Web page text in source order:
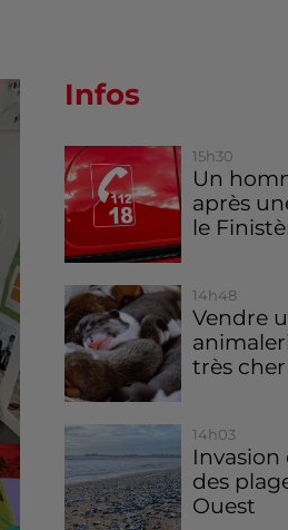
Infos
15h30
Un
après
le
14h48
Vendre
très cher
14h03
Invasion
des
Ouest